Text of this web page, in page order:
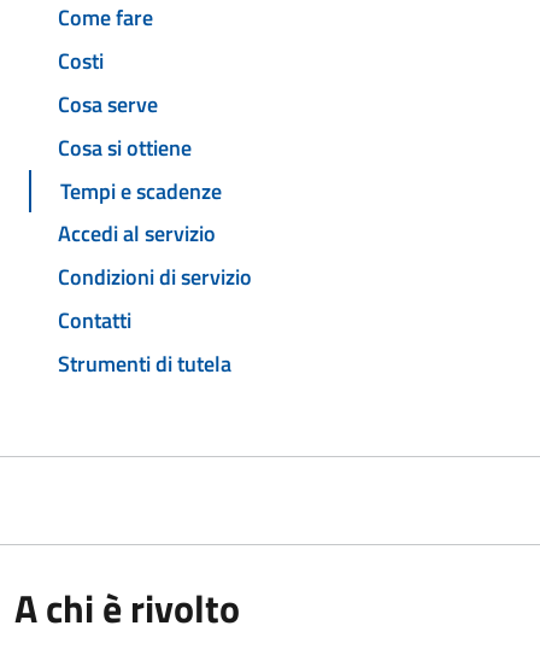
Come fare
Costi
Cosa serve
Cosa si ottiene
Tempi e scadenze
Accedi al servizio
Condizioni di servizio
Contatti
Strumenti di tutela
A chi è rivolto